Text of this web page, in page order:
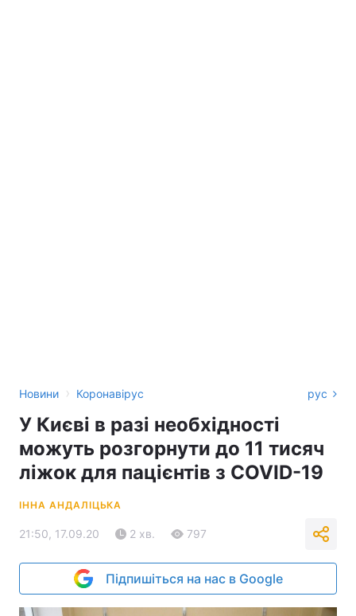
Новини › Коронавірус рус
У Києві в разі необхідності
можуть розгорнути до 11 тисяч
ліжок для пацієнтів з COVID-19
ІННА АНДАЛІЦЬКА
21:50, 17.09.20 2 хв. 797
Підпишіться на нас в Google